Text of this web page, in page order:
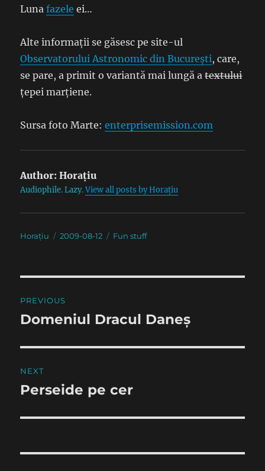
Lunafazele ei…
Alte informații se găsesc pe site-ul
Observatorului Astronomic din București, care,
se pare, a primit o variantă mai lungă atextului
țepei marțiene.
Sursa foto Marte:enterprisemission.com
Author: Horațiu
Audiophile. Lazy.View all posts by Horațiu
Author
Horațiu
Posted
2009-08-12 Categories
Fun stuff
navigation
PREVIOUS
Previous
Domeniul Dracul Daneș
NEXT
Next
Perseide pe cer